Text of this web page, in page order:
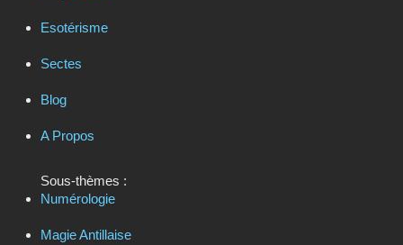
Esotérisme
Sectes
Blog
A Propos
Sous-thèmes :
Numérologie
Magie Antillaise